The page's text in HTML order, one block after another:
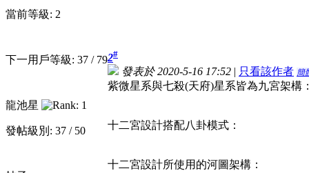
當前等級: 2
下一用戶等級: 37 / 79
龍池星
發帖級別: 37 / 50
2#
發表於 2020-5-16 17:52 | 只看該作者 簡
紫微星系與七殺(天府)星系皆為九宮架構
十二宮設計搭配八卦模式：
十二宮設計所使用的河圖架構：